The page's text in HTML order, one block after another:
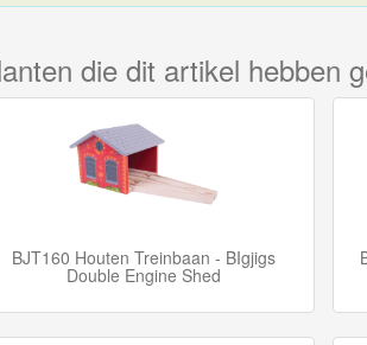
die dit artikel hebben
BJT160 Houten Treinbaan - BIgjigs
Double Engine Shed